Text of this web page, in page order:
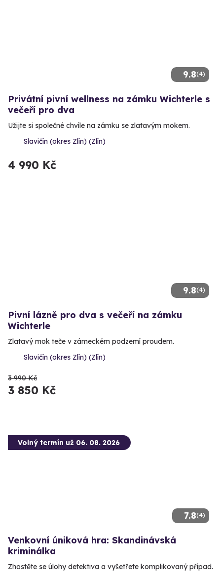
9.8(4)
Privátní pivní wellness na zámku Wichterle s
večeří pro dva
Užijte si společné chvíle na zámku se zlatavým mokem.
Slavičín (okres Zlín) (Zlín)
4 990 Kč
9.8(4)
Pivní lázně pro dva s večeří na zámku
Wichterle
Zlatavý mok teče v zámeckém podzemí proudem.
Slavičín (okres Zlín) (Zlín)
3 990 Kč
3 850 Kč
7.8(4)
Volný termín už 06. 08. 2026
Venkovní úniková hra: Skandinávská
kriminálka
Zhostěte se úlohy detektiva a vyšetřete komplikovaný případ.